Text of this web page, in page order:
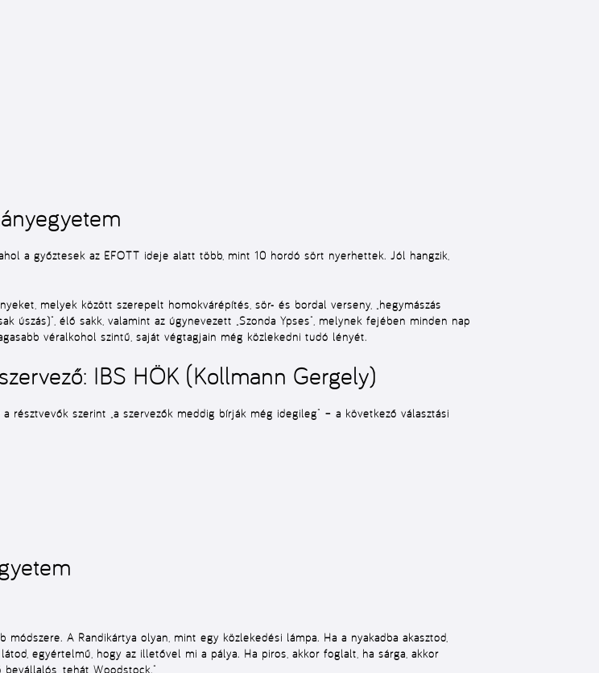
a győztesek az EFOTT ideje alatt több, mint 10 hordó sört nyerhettek. Jól hangzik,
melyek között szerepelt homokvárépítés, sör- és bordal verseny, „hegymászás
úszás)”, élő sakk, valamint az úgynevezett „Szonda Ypses”, melynek fejében minden nap
véralkohol szintű, saját végtagjain még közlekedni tudó lényét.
IBS HÖK (Kollmann Gergely)
szerint „a szervezők meddig bírják még idegileg” – a következő választási
módszere. A Randikártya olyan, mint egy közlekedési lámpa. Ha a nyakadba akasztod,
egyértelmű, hogy az illetővel mi a pálya. Ha piros, akkor foglalt, ha sárga, akkor
tehát Woodstock.”